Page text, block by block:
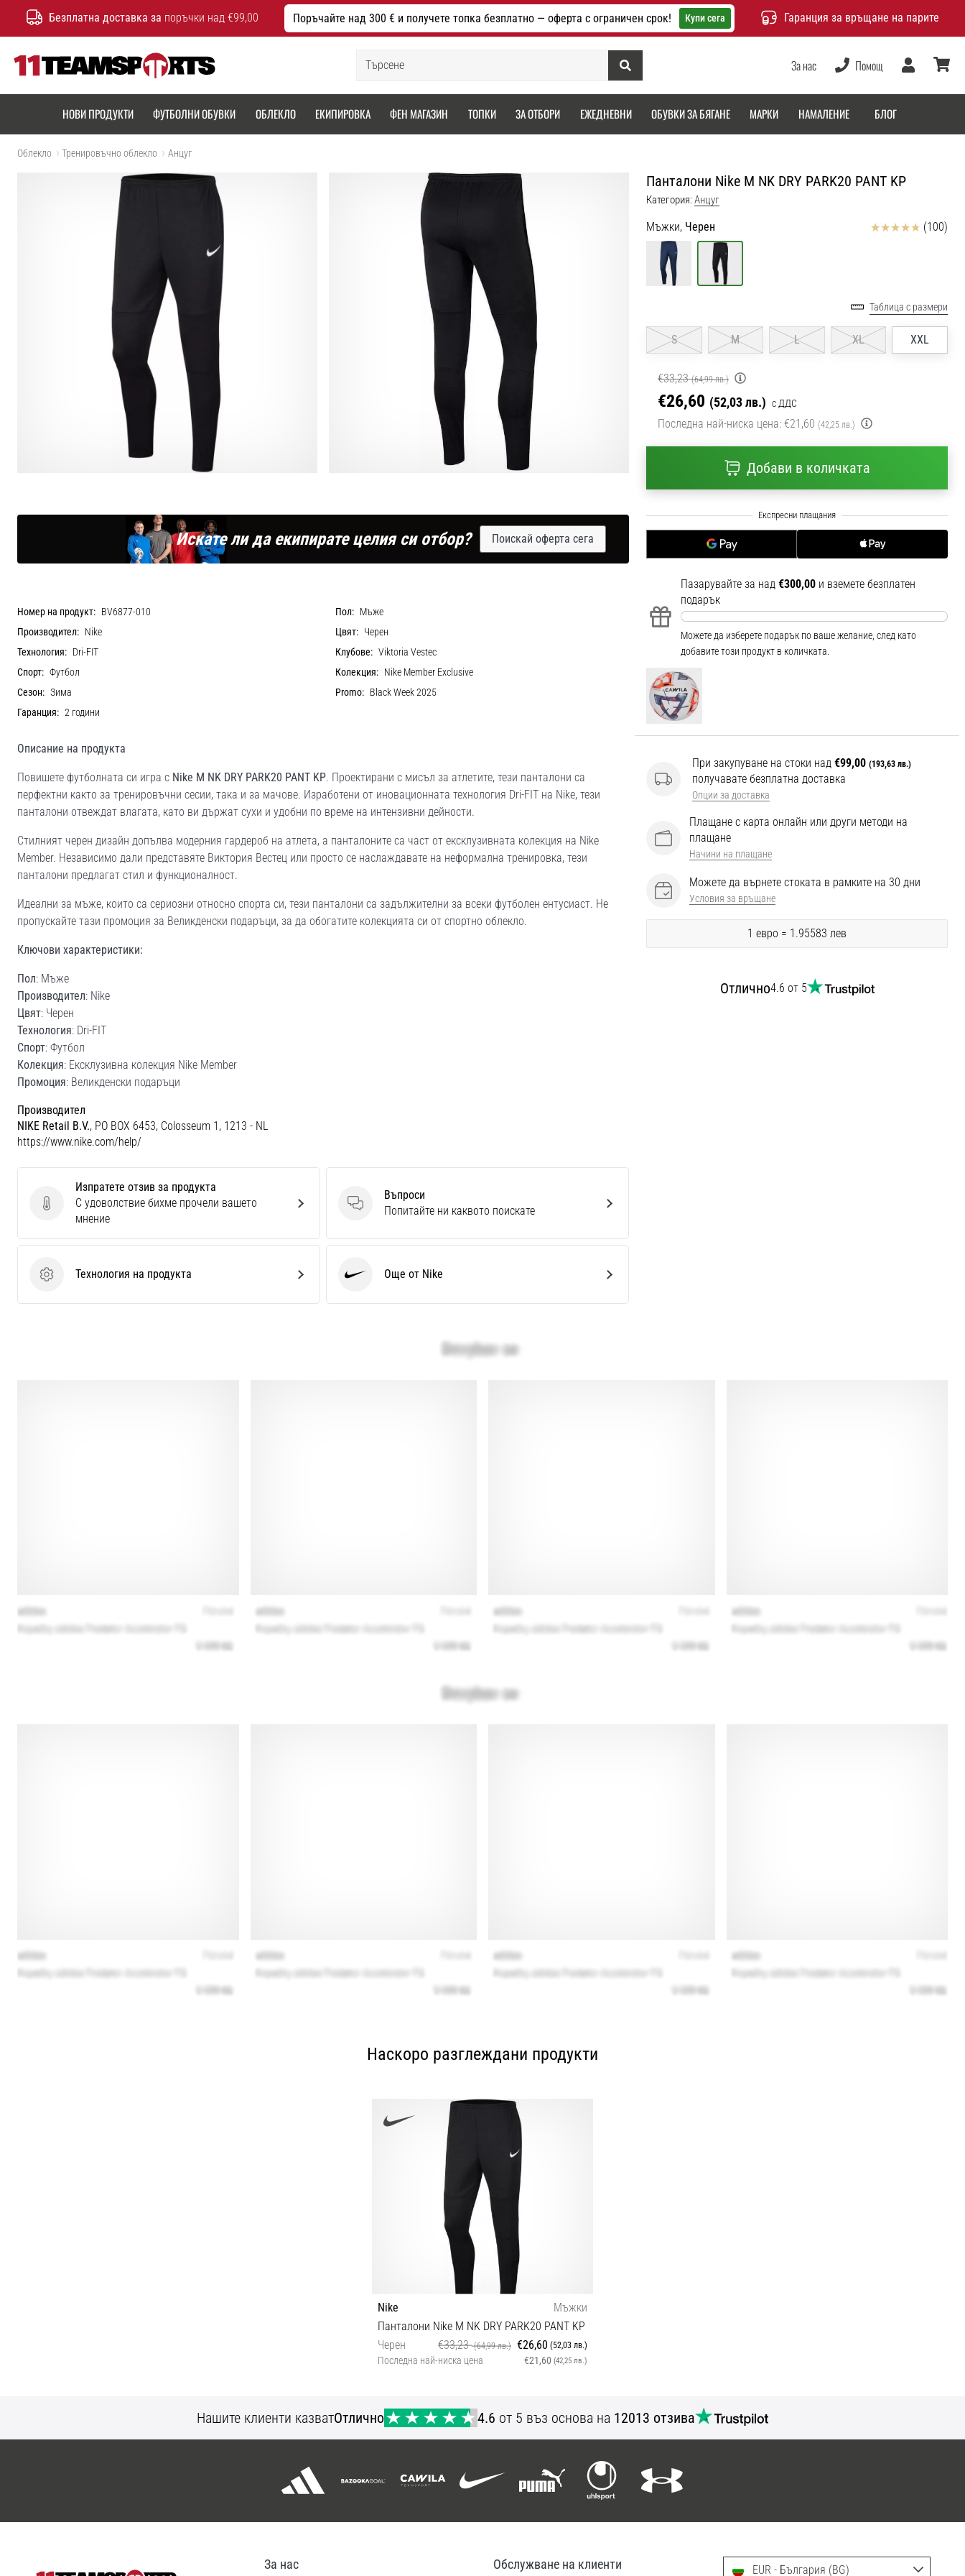
Безплатна доставка за поръчки над €99,00 Поръчайте над 300 € и получете топка безплатно — оферта с ограничен срок! Купи сега Гаранция за връщане на парите
Търсене
За нас Помощ
Потребител
НОВИ ПРОДУКТИ ФУТБОЛНИ ОБУВКИ ОБЛЕКЛО ЕКИПИРОВКА ФЕН МАГАЗИН ТОПКИ ЗА ОТБОРИ ЕЖЕДНЕВНИ ОБУВКИ ЗА БЯГАНЕ МАРКИ НАМАЛЕНИЕ БЛОГ
Облекло Тренировъчно облекло Aнцуг
Панталони Nike M NK DRY PARK20 PANT KP
Категория:Aнцуг
Мъжки, Черен Отзиви (100)
Таблица с размери
S M L XL XXL
€33,23 (64,99 лв.)
€26,60 (52,03 лв.) с ДДС
Последна най-ниска цена: €21,60 (42,25 лв.)
Добави в количката
Пазарувайте за над €300,00 и вземете безплатен
подарък
Можете да изберете подарък по ваше желание, след като
добавите този продукт в количката.
При закупуване на стоки над €99,00 (193,63 лв.)
получавате безплатна доставка
Опции за доставка
Плащане с карта онлайн или други методи на
плащане
Начини на плащане
Можете да върнете стоката в рамките на 30 дни
Условия за връщане
1 евро = 1.95583 лев
Отлично4.6 от 5
Искате ли да екипирате целия си отбор? Поискай оферта сега
Номер на продукт: BV6877-010 Пол: Мъже
Производител: Nike Цвят: Черен
Технология: Dri-FIT Клубове: Viktoria Vestec
Спорт: Футбол Колекция: Nike Member Exclusive
Сезон: Зима Promo: Black Week 2025
Гаранция: 2 години
Описание на продукта
Повишете футболната си игра с Nike M NK DRY PARK20 PANT KP. Проектирани с мисъл за атлетите, тези панталони са
перфектни както за тренировъчни сесии, така и за мачове. Изработени от иновационната технология Dri-FIT на Nike, тези
панталони отвеждат влагата, като ви държат сухи и удобни по време на интензивни дейности.
Стилният черен дизайн допълва модерния гардероб на атлета, а панталоните са част от ексклузивната колекция на Nike
Member. Независимо дали представяте Виктория Вестец или просто се наслаждавате на неформална тренировка, тези
панталони предлагат стил и функционалност.
Идеални за мъже, които са сериозни относно спорта си, тези панталони са задължителни за всеки футболен ентусиаст. Не
пропускайте тази промоция за Великденски подаръци, за да обогатите колекцията си от спортно облекло.
Ключови характеристики:
Пол: Мъже
Производител: Nike
Цвят: Черен
Технология: Dri-FIT
Спорт: Футбол
Колекция: Ексклузивна колекция Nike Member
Промоция: Великденски подаръци
Производител
NIKE Retail B.V., PO BOX 6453, Colosseum 1, 1213 - NL
https://www.nike.com/help/
Изпратете отзив за продукта
Изпратете отзив за продукта
С удоволствие бихме прочели вашето
мнение
Въпроси
Въпроси
Попитайте ни каквото поискате
Технология на продукта
Технология на продукта Още от Nike
Наскоро разглеждани продукти
Nike
Мъжки
Панталони Nike M NK DRY PARK20 PANT KP
Черен
€33,23(64,99 лв.) €26,60 (52,03 лв.)
Последна най-ниска цена €21,60 (42,25 лв.)
Нашите клиенти казватОтлично 4.6 от 5 въз основа на 12013 отзива
За нас Обслужване на клиенти EUR - България (BG)